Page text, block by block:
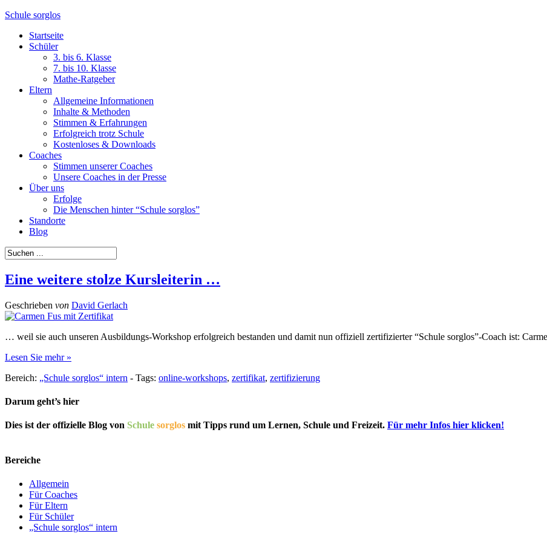
Schule sorglos
Startseite
Schüler
3. bis 6. Klasse
7. bis 10. Klasse
Mathe-Ratgeber
Eltern
Allgemeine Informationen
Inhalte & Methoden
Stimmen & Erfahrungen
Erfolgreich trotz Schule
Kostenloses & Downloads
Coaches
Stimmen unserer Coaches
Unsere Coaches in der Presse
Über uns
Erfolge
Die Menschen hinter “Schule sorglos”
Standorte
Blog
Eine weitere stolze Kursleiterin …
Geschrieben von David Gerlach
… weil sie auch unseren Ausbildungs-Workshop erfolgreich bestanden und damit nun offiziell zertifizierter “Schule sorglos”-Coach ist:
Lesen Sie mehr »
Bereich: „Schule sorglos“ intern - Tags: online-workshops, zertifikat, zertifizierung
Darum geht’s hier
Dies ist der offizielle Blog von Schule sorglos mit Tipps rund um Lernen, Schule und Freizeit. Für mehr Infos hier klicken!
Bereiche
Allgemein
Für Coaches
Für Eltern
Für Schüler
„Schule sorglos“ intern